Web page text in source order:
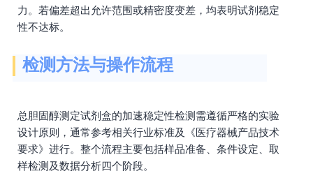
力。若偏差超出允许范围或精密度变差，均表明试剂稳定
性不达标。
检测方法与操作流程
总胆固醇测定试剂盒的加速稳定性检测需遵循严格的实验
设计原则，通常参考相关行业标准及《医疗器械产品技术
要求》进行。整个流程主要包括样品准备、条件设定、取
样检测及数据分析四个阶段。